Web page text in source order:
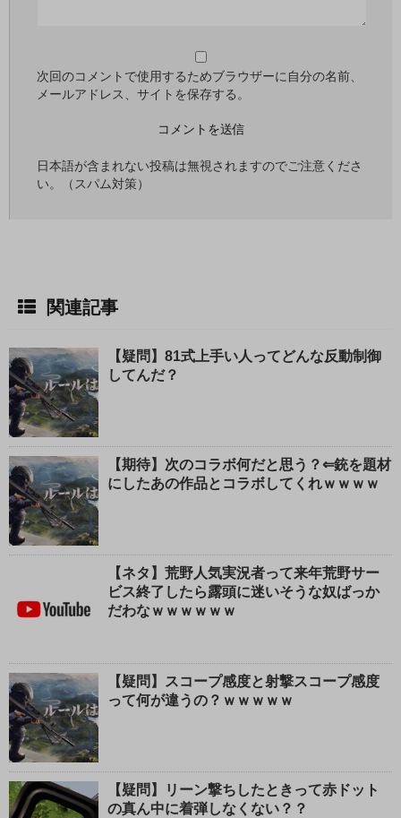
る
次回のコメントで使用するためブラウザーに自分の名前、
メールアドレス、サイトを保存する。
日本語が含まれない投稿は無視されますのでご注意くださ
い。（スパム対策）
関連記事
【疑問】81式上手い人ってどんな反動制御
してんだ？
【期待】次のコラボ何だと思う？⇐銃を題材
にしたあの作品とコラボしてくれｗｗｗｗ
【ネタ】荒野人気実況者って来年荒野サー
ビス終了したら露頭に迷いそうな奴ばっか
だわなｗｗｗｗｗｗ
【疑問】スコープ感度と射撃スコープ感度
って何が違うの？ｗｗｗｗｗ
【疑問】リーン撃ちしたときって赤ドット
の真ん中に着弾しなくない？？